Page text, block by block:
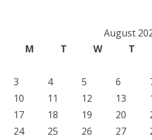
August
M
T W T
3
4 5 6
10
11 12 13
17
18 19 20
24
25 26 27